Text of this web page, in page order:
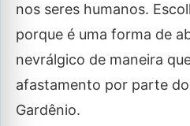
nos seres humanos.
porque é uma forma de
nevrálgico de maneira
afastamento por parte
Gardênio.